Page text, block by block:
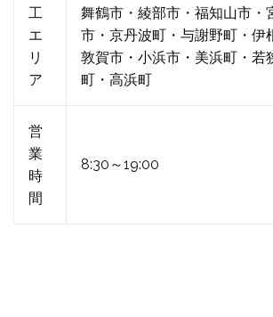
工
エ
リ
ア
舞鶴市・綾部市・福知山市・
市・京丹波町・与謝野町・伊
敦賀市・小浜市・美浜町・若
町・高浜町
営
業
時
間
8:30～19:00